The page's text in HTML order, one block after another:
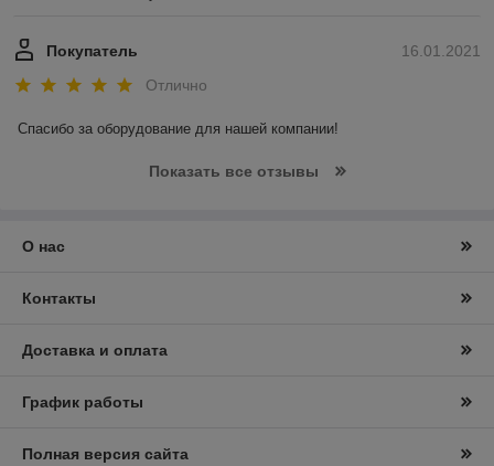
16.01.2021
Покупатель
Отлично
Спасибо за оборудование для нашей компании!
Показать все отзывы
О нас
Контакты
Доставка и оплата
График работы
Полная версия сайта